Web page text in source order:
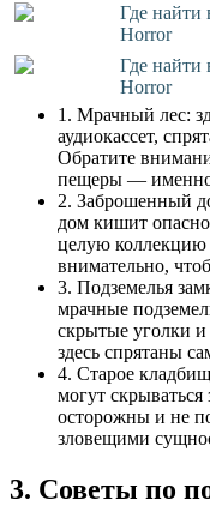
Где найти
Horror
Где найти
Horror
1. Мрачный лес:
аудиокассет,
Обратите
пещеры — именно
2. Заброшенный
дом кишит
целую коллекцию
внимательно,
3. Подземелья
мрачные
скрытые уголки
здесь спрятаны
4. Старое
могут скрываться
осторожны и не
зловещими
3. Советы по